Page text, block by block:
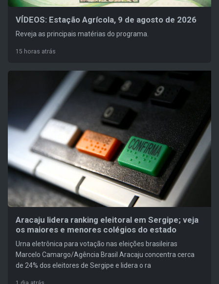
VÍDEOS: Estação Agrícola, 9 de agosto de 2026
Reveja as principais matérias do programa.
15 horas atrás
Aracaju lidera ranking eleitoral em Sergipe; veja
os maiores e menores colégios do estado
Urna eletrônica para votação nas eleições brasileiras
Marcelo Camargo/Agência Brasil Aracaju concentra cerca
de 24% dos eleitores de Sergipe e lidera o ra